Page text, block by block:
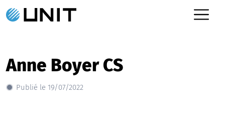
Anne Boyer CS
Publié le 19/07/2022